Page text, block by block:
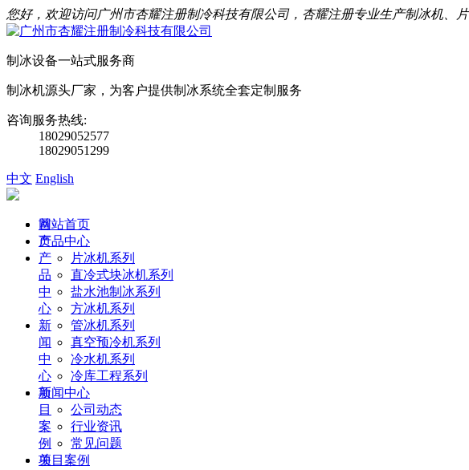
您好，欢迎访问广州市杏耀注册制冷科技有限公司，杏耀注册专业生产制冰机、
制冰设备一站式服务商
制冰机源头厂家，为客户提供制冰系统全套定制服务
咨询服务热线:
18029052577
18029051299
中文 English
首
页
产
品
中
心
新
闻
中
心
项
目
案
例
关
网站首页
产品中心
片冰机系列
直冷式块冰机系列
盐水池制冰系列
方冰机系列
管冰机系列
真空预冷机系列
冷水机系列
冷库工程系列
新闻中心
公司动态
行业资讯
常见问题
项目案例